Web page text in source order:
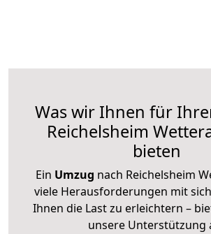
Was wir Ihnen für
Reichelsheim
bieten
Ein Umzug nach Reichelsheim
viele Herausforderungen mit
Ihnen die Last zu erleichtern –
unsere Unterstützung